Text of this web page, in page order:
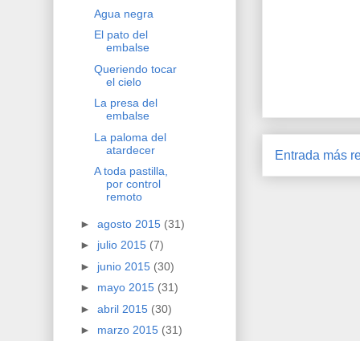
Entrada más
Agua negra
El pato del
embalse
Queriendo tocar
el cielo
La presa del
embalse
La paloma del
atardecer
A toda pastilla,
por control
remoto
► agosto 2015 (31)
► julio 2015 (7)
► junio 2015 (30)
► mayo 2015 (31)
► abril 2015 (30)
► marzo 2015 (31)